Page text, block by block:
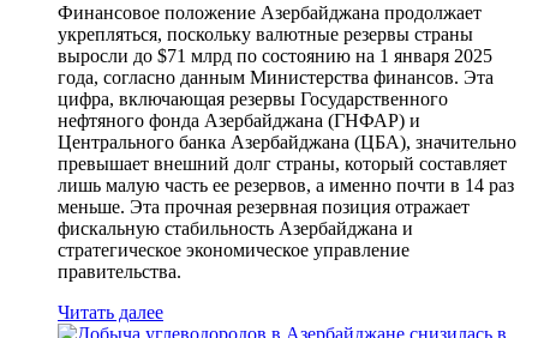
Финансовое положение Азербайджана продолжает
укрепляться, поскольку валютные резервы страны
выросли до $71 млрд по состоянию на 1 января 2025
года, согласно данным Министерства финансов. Эта
цифра, включающая резервы Государственного
нефтяного фонда Азербайджана (ГНФАР) и
Центрального банка Азербайджана (ЦБА), значительно
превышает внешний долг страны, который составляет
лишь малую часть ее резервов, а именно почти в 14 раз
меньше. Эта прочная резервная позиция отражает
фискальную стабильность Азербайджана и
стратегическое экономическое управление
правительства.
Читать далее